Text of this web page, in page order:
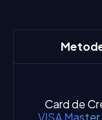
Card de
VISA